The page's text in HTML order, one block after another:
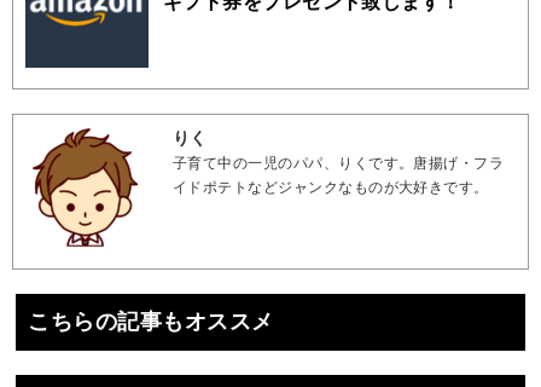
りく
子育て中の一児のパパ、りくです。唐揚げ・フラ
イドポテトなどジャンクなものが大好きです。
こちらの記事もオススメ